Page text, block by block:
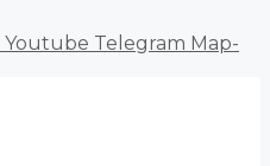
Youtube Telegram Map-